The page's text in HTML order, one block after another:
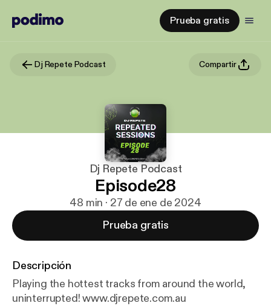
Prueba gratis
Dj Repete Podcast Compartir
Dj Repete Podcast
Episode28
48 min · 27 de ene de 2024
Prueba gratis
Descripción
Playing the hottest tracks from around the world,
uninterrupted! www.djrepete.com.au